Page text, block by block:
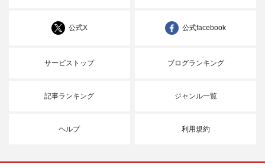
公式X 公式facebook
サービストップ ブログランキング
記事ランキング ジャンル一覧
ヘルプ 利用規約